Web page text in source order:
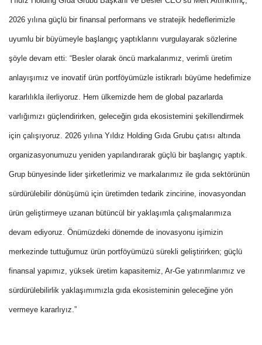
2026 yılına güçlü bir finansal performans ve stratejik hedeflerimizle
uyumlu bir büyümeyle başlangıç yaptıklarını vurgulayarak sözlerine
şöyle devam etti: “Besler olarak öncü markalarımız, verimli üretim
anlayışımız ve inovatif ürün portföyümüzle istikrarlı büyüme hedefimize
kararlılıkla ilerliyoruz. Hem ülkemizde hem de global pazarlarda
varlığımızı güçlendirirken, geleceğin gıda ekosistemini şekillendirmek
için çalışıyoruz. 2026 yılına Yıldız Holding Gıda Grubu çatısı altında
organizasyonumuzu yeniden yapılandırarak güçlü bir başlangıç yaptık.
Grup bünyesinde lider şirketlerimiz ve markalarımız ile gıda sektörünün
sürdürülebilir dönüşümü için üretimden tedarik zincirine, inovasyondan
ürün geliştirmeye uzanan bütüncül bir yaklaşımla çalışmalarımıza
devam ediyoruz. Önümüzdeki dönemde de inovasyonu işimizin
merkezinde tuttuğumuz ürün portföyümüzü sürekli geliştirirken; güçlü
finansal yapımız, yüksek üretim kapasitemiz, Ar-Ge yatırımlarımız ve
sürdürülebilirlik yaklaşımımızla gıda ekosisteminin geleceğine yön
vermeye kararlıyız.”